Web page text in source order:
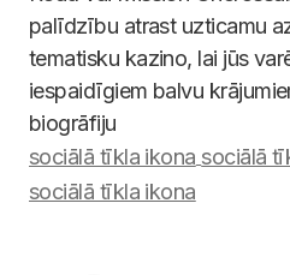
palīdzību atrast uzticamu
tematisku kazino, lai jūs
iespaidīgiem balvu
biogrāfiju